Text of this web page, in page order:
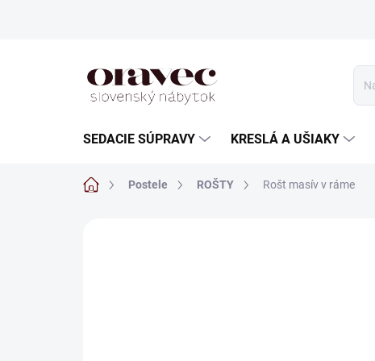
SEDACIE SÚPRAVY KRESLÁ A UŠIAKY
DomovPostele ROŠTY Rošt masív v ráme